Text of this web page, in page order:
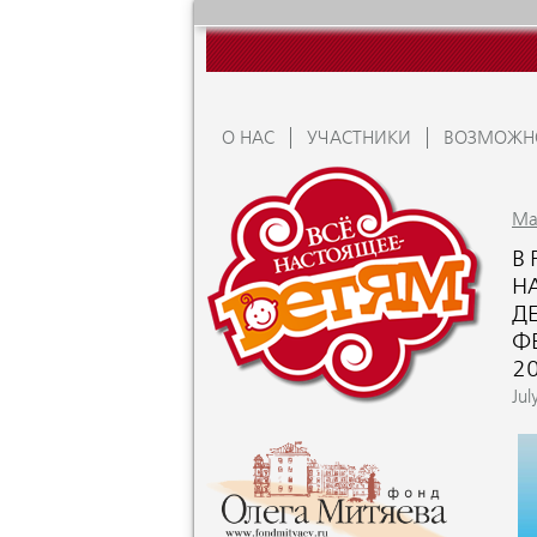
О НАС УЧАСТНИКИ
В